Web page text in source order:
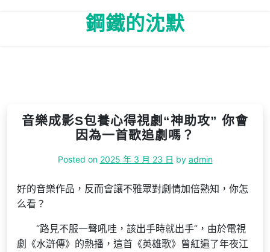
鋼鐵的沈默
音樂成影S包養心得視劇“神助攻” 你會
因為一首歌追劇嗎？
Posted on 2025 年 3 月 23 日 by admin
好的音樂作品，反而會讓不雅眾對劇情加倍熟知，你怎
么看？
“路見不服一聲吼哇，該出手時就出手”，由於電視
劇《水滸傳》的熱播，這首《英雄歌》曾紅遍了年夜江